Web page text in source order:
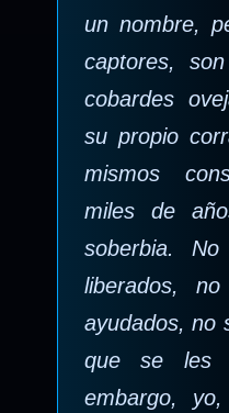
un nombre,
captores,
cobardes
su propio
mismos
miles de
soberbia.
liberados,
ayudados, no
que se les
embargo,